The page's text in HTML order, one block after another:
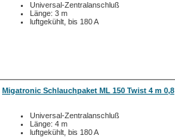
Universal-Zentralanschluß
Länge: 3 m
luftgekühlt, bis 180 A
Migatronic Schlauchpaket ML 150 Twist 4 m 0,8
Universal-Zentralanschluß
Länge: 4 m
luftgekühlt, bis 180 A